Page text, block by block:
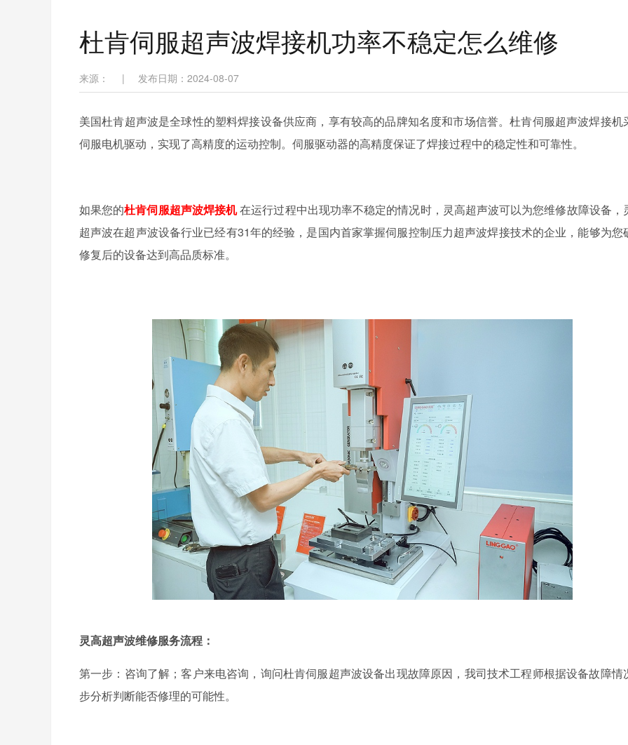
杜肯伺服超声波焊接机功率不稳定怎么维修
来源： | 发布日期：2024-08-07
美国杜肯超声波是全球性的塑料焊接设备供应商，享有较高的品牌知名度和市场信誉。杜肯伺服超声波焊接机
伺服电机驱动，实现了高精度的运动控制。伺服驱动器的高精度保证了焊接过程中的稳定性和可靠性。
如果您的杜肯伺服超声波焊接机在运行过程中出现功率不稳定的情况时，灵高超声波可以为您维修故障设备，
超声波在超声波设备行业已经有31年的经验， 是国内首家掌握伺服控制压力超声波焊接技术的企业，能够为您
修复后的设备达到高品质标准。
灵高超声波维修服务流程：
第一步：咨询了解；客户来电咨询，询问杜肯伺服超声波设备出现故障原因，我司技术工程师根据设备故障情
步分析判断能否修理的可能性。